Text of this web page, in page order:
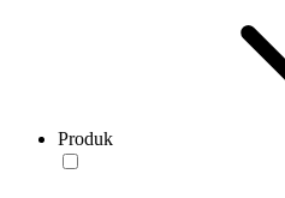
Produk